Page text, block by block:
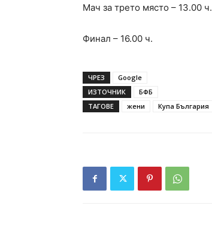
Мач за трето място – 13.00 ч.
Финал – 16.00 ч.
ЧРЕЗ
Google
ИЗТОЧНИК
БФБ
ТАГОВЕ
жени Купа България